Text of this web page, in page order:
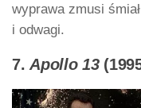
wyprawa zmusi
i odwagi.
7.Apollo 13